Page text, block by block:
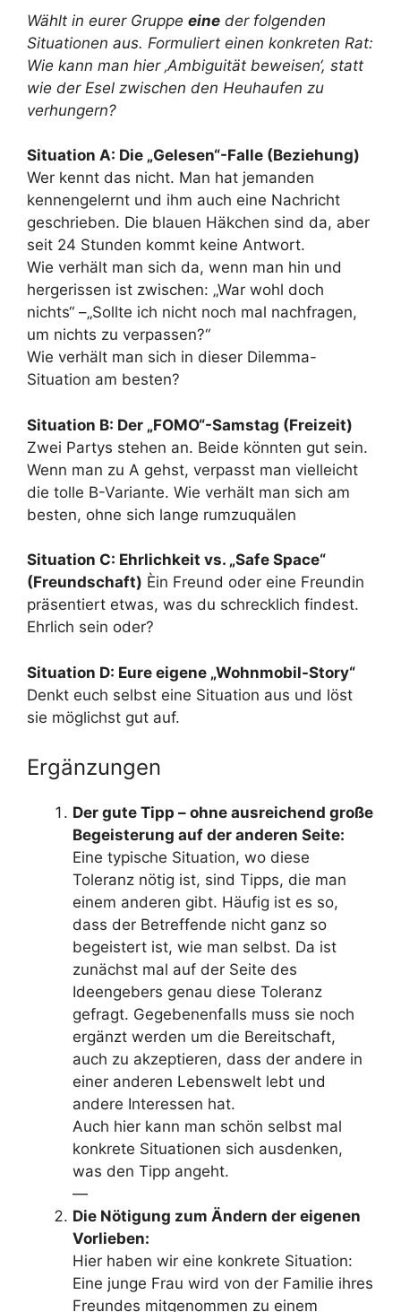
Wählt in eurer Gruppe eine der folgenden
Situationen aus. Formuliert einen konkreten Rat:
Wie kann man hier ‚Ambiguität beweisen‘, statt
wie der Esel zwischen den Heuhaufen zu
verhungern?
Situation A: Die „Gelesen“-Falle (Beziehung)
Wer kennt das nicht. Man hat jemanden
kennengelernt und ihm auch eine Nachricht
geschrieben. Die blauen Häkchen sind da, aber
seit 24 Stunden kommt keine Antwort.
Wie verhält man sich da, wenn man hin und
hergerissen ist zwischen: „War wohl doch
nichts“ –„Sollte ich nicht noch mal nachfragen,
um nichts zu verpassen?“
Wie verhält man sich in dieser Dilemma-
Situation am besten?
Situation B: Der „FOMO“-Samstag (Freizeit)
Zwei Partys stehen an. Beide könnten gut sein.
Wenn man zu A gehst, verpasst man vielleicht
die tolle B-Variante. Wie verhält man sich am
besten, ohne sich lange rumzuquälen
Situation C: Ehrlichkeit vs. „Safe Space“
(Freundschaft) Èin Freund oder eine Freundin
präsentiert etwas, was du schrecklich findest.
Ehrlich sein oder?
Situation D: Eure eigene „Wohnmobil-Story“
Denkt euch selbst eine Situation aus und löst
sie möglichst gut auf.
Ergänzungen
Der gute Tipp – ohne ausreichend große
Begeisterung auf der anderen Seite:
Eine typische Situation, wo diese
Toleranz nötig ist, sind Tipps, die man
einem anderen gibt. Häufig ist es so,
dass der Betreffende nicht ganz so
begeistert ist, wie man selbst. Da ist
zunächst mal auf der Seite des
Ideengebers genau diese Toleranz
gefragt. Gegebenenfalls muss sie noch
ergänzt werden um die Bereitschaft,
auch zu akzeptieren, dass der andere in
einer anderen Lebenswelt lebt und
andere Interessen hat.
Auch hier kann man schön selbst mal
konkrete Situationen sich ausdenken,
was den Tipp angeht.
—
Die Nötigung zum Ändern der eigenen
Vorlieben:
Hier haben wir eine konkrete Situation:
Eine junge Frau wird von der Familie ihres
Freundes mitgenommen zu einem